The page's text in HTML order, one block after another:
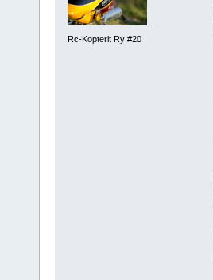
Rc-Kopterit Ry #20